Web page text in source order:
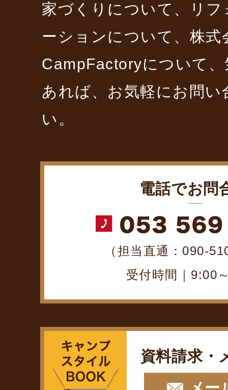
家づくりについて、リ
ーションについて、株式
CampFactoryについて
あれば、お気軽にお問
い。
電話でお問
（担当直通：090-
受付時間｜9:00
資料請求・